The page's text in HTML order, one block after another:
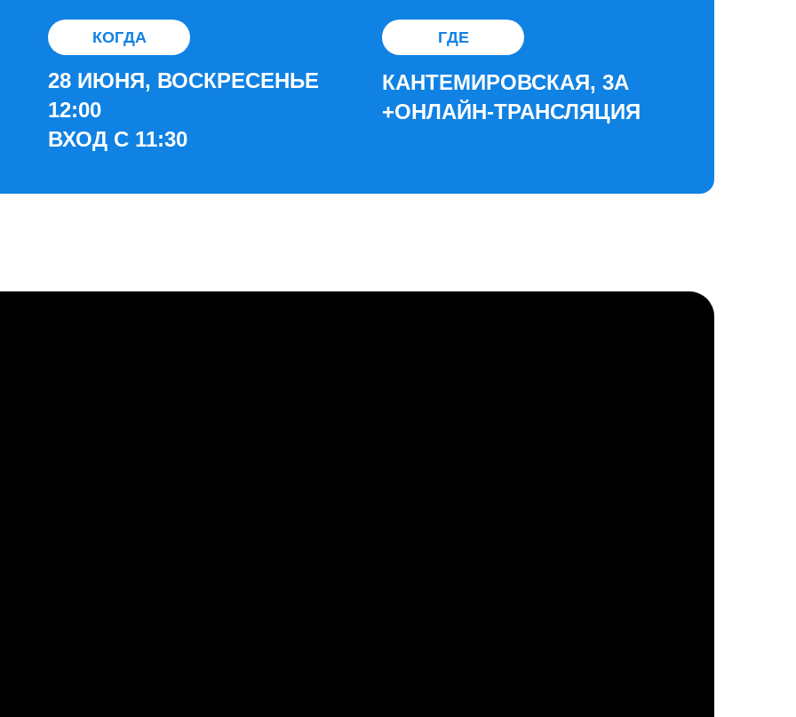
КОГДА
28 ИЮНЯ, ВОСКРЕСЕНЬЕ
12:00
ВХОД С 11:30
ГДЕ
КАНТЕМИРОВСКАЯ, 3А
+ОНЛАЙН-ТРАНСЛЯЦИЯ